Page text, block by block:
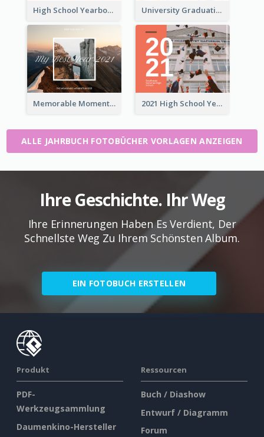
High School Yearbook Photo Book University Graduation Yearbook Photo Book
Memorable Moments Yearbook Photo Book 2021 High School Yearbook Photo Book
ALLE JAHRBUCH FOTOBÜCHER VORLAGEN ANZEIGEN
Ihre Geschichte. Ihr Weg
Ihre Erinnerungen Haben Es Verdient, Der
Schnellste Weg Zu Ihrem Schönsten Album.
EIN FOTOBUCH ERSTELLEN
Produkt
PDF-
Werkzeugsammlung
Daumenkino-Hersteller
Ressourcen
Buch / Diashow
Entwurf / Diagramm
Forum